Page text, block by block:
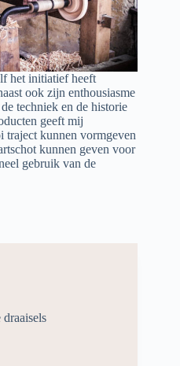
het initiatief heeft
ook zijn enthousiasme
techniek en de historie
geeft mij
traject kunnen vormgeven
kunnen geven voor
gebruik van de